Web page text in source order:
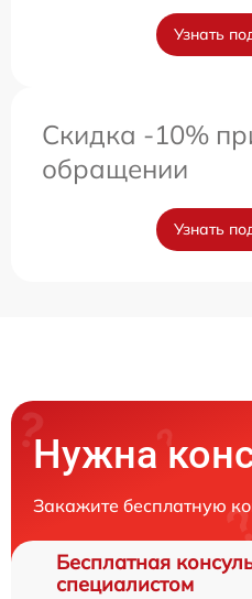
Узнать
Скидка -10%
обращении
Узнать
Нужна
Закажите бесплатную
Бесплатная
специалистом